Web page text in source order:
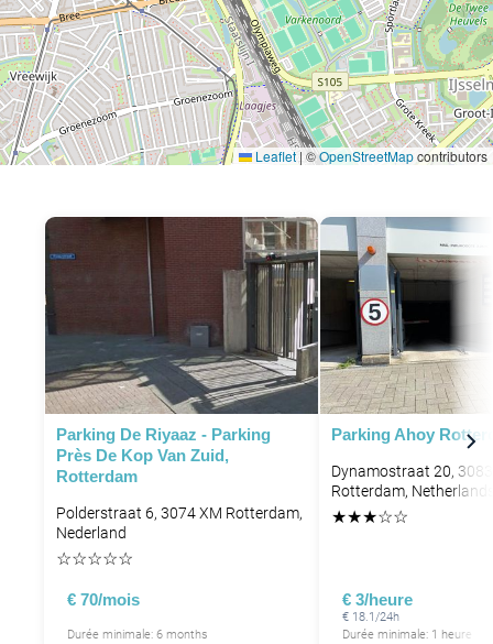
Leaflet | ©OpenStreetMapcontributors
Parking De Riyaaz - Parking
Près De Kop Van Zuid,
Rotterdam
Polderstraat 6, 3074 XM Rotterdam,
Nederland
☆☆☆☆☆
€ 70/mois
Durée minimale: 6 months
Parking Ahoy
Dynamostraat 20,
Rotterdam,
★★★☆☆
€ 3/heure
€ 18.1/24h
Durée minimale: 1 heure